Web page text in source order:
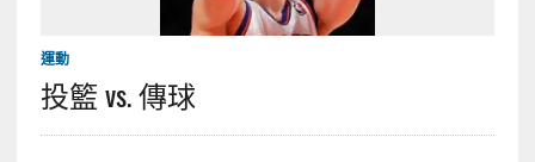
運動
投籃 vs. 傳球